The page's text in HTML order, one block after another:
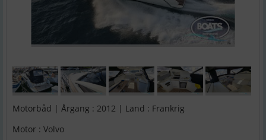
Motorbåd | Årgang : 2012 | Land : Frankrig
Motor : Volvo